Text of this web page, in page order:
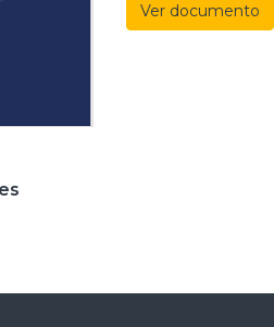
Ver documento